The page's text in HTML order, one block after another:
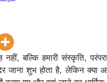
बल्कि हमारी संस्कृति,
शुभ होता है, लेकिन क्या